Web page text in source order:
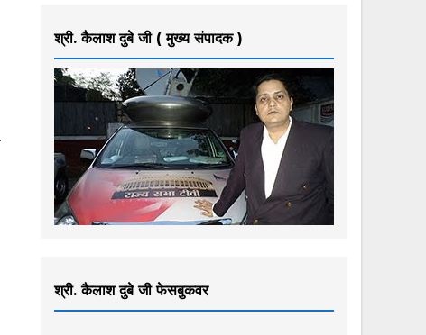
श्री. कैलाश दुबे जी ( मुख्य संपादक )
श्री. कैलाश दुबे जी फेसबुकवर